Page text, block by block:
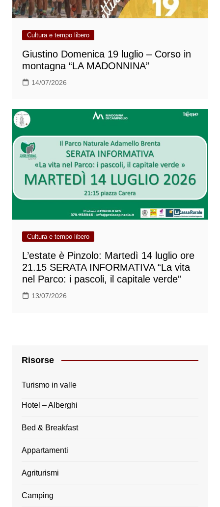
Cultura e tempo libero
Giustino Domenica 19 luglio – Corso in
montagna “LA MADONNINA”
14/07/2026
Cultura e tempo libero
L’estate è Pinzolo: Martedì 14 luglio ore
21.15 SERATA INFORMATIVA “La vita
nel Parco: i pascoli, il capitale verde”
13/07/2026
Risorse
Turismo in valle
Hotel – Alberghi
Bed & Breakfast
Appartamenti
Agriturismi
Camping